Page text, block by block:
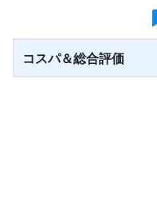
コスパ＆総合評価